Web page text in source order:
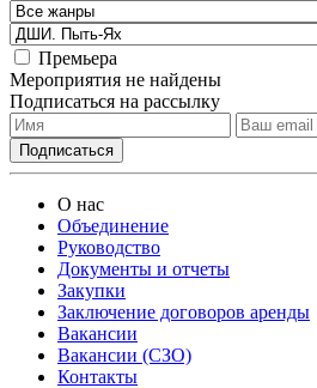
Премьера
Мероприятия не найдены
Подписаться на рассылку
О нас
Объединение
Руководство
Документы и отчеты
Закупки
Заключение договоров аренды
Вакансии
Вакансии (СЗО)
Контакты